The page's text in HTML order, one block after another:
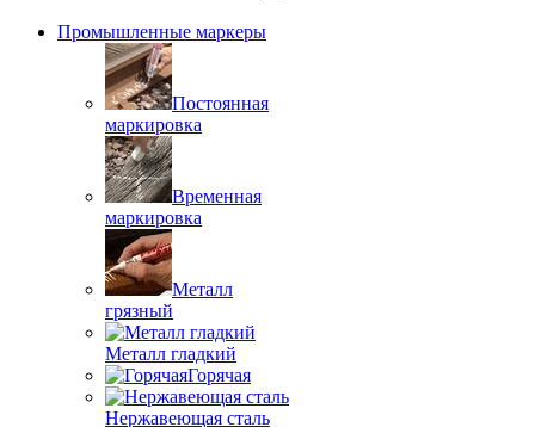
Промышленные маркеры
Постоянная
маркировка
Временная
маркировка
Металл
грязный
Металл гладкий
Горячая
Нержавеющая сталь